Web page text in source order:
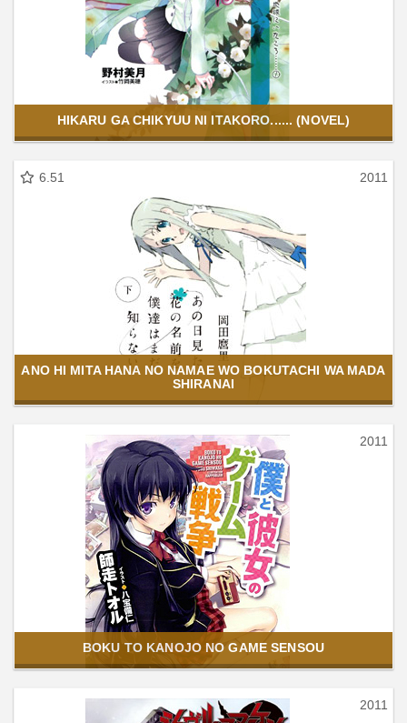
HIKARU GA CHIKYUU NI ITAKORO...... (NOVEL)
6.51 2011
ANO HI MITA HANA NO NAMAE WO BOKUTACHI WA MADA
SHIRANAI
2011
BOKU TO KANOJO NO GAME SENSOU
2011